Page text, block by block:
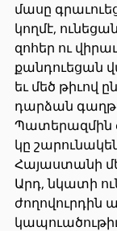
մասը
կողմէ,
զոհեր ու
քանդուեցան
եւ մեծ թիւով
դարձան
Պատերազմին
կը
Հայաստանի
Արդ, նկատի
ժողովուրդին